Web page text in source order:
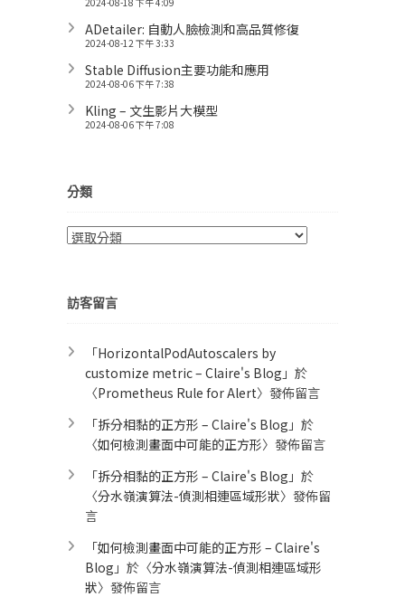
ADetailer: 自動人臉檢測和高品質修復
2024-08-12 下午 3:33
Stable Diffusion主要功能和應用
2024-08-06 下午 7:38
Kling – 文生影片大模型
2024-08-06 下午 7:08
分類
分
訪客留言
「HorizontalPodAutoscalers by
customize metric – Claire's Blog 」於
〈Prometheus Rule for Alert​〉發佈留言
「拆分相黏的正方形 – Claire's Blog 」於
〈如何檢測畫面中可能的正方形〉發佈留言
「拆分相黏的正方形 – Claire's Blog 」於
〈分水嶺演算法-偵測相連區域形狀〉發佈留
言
「如何檢測畫面中可能的正方形 – Claire's
Blog 」於〈分水嶺演算法-偵測相連區域形
狀〉發佈留言